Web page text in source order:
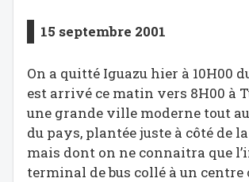
15 septembre 2001
On a quitté Iguazu hier à 10H00
est arrivé ce matin vers 8H00 à
une grande ville moderne tout
du pays, plantée juste à côté de
mais dont on ne connaitra que
terminal de bus collé à un